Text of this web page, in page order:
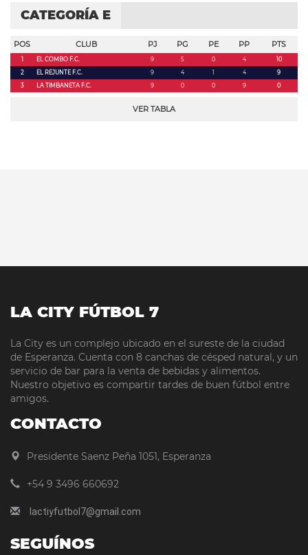
CATEGORÍA E
POS CLUB PJ PG PE PP PTS
1 EL COMBO F.C. 9 5 0 4
10
2
EL REJUNTE F.C. 9 4 1 4
9
3
LA TIMBANETA F.C. 9 0 0 9 0
VER TABLA
LA CITY FÚTBOL 7
La City es un complejo ubicado en el sureste de la ciudad
de Esperanza. Cuenta con 8 canchas de césped natural, y un
servicio de bar para la venta de bebidas y alimentos.
Nuestro objetivo es compartir tardes de buen fútbol entre
amigos.
CONTACTO
Presidente Saenz Peña 1051, Esperanza
+54 9 3496 660692
lactiyfutbol7@gmail.com
SEGUÍNOS